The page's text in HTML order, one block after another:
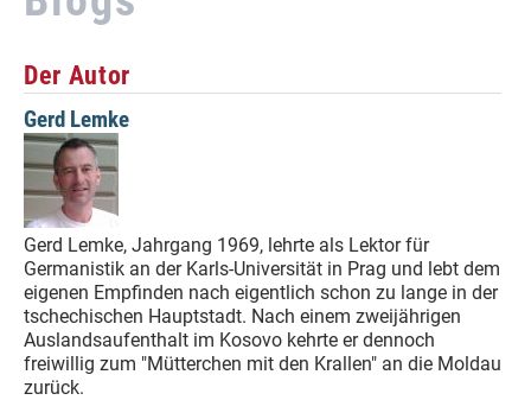
Der Autor
Gerd Lemke
Gerd Lemke, Jahrgang 1969, lehrte als Lektor für
Germanistik an der Karls-Universität in Prag und lebt dem
eigenen Empfinden nach eigentlich schon zu lange in der
tschechischen Hauptstadt. Nach einem zweijährigen
Auslandsaufenthalt im Kosovo kehrte er dennoch
freiwillig zum "Mütterchen mit den Krallen" an die Moldau
zurück.